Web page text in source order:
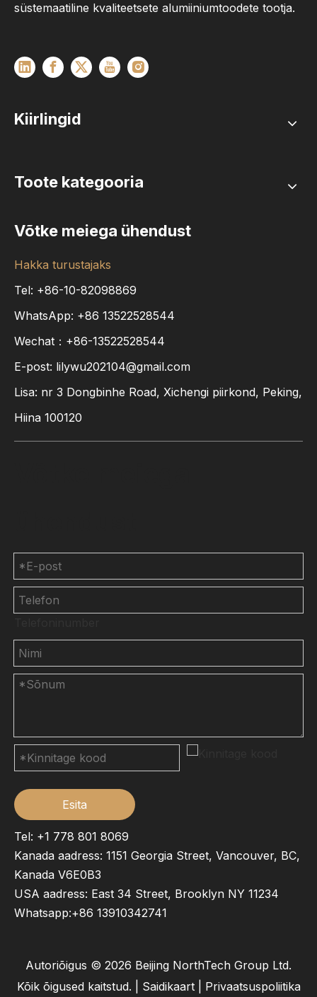
süstemaatiline kvaliteetsete alumiiniumtoodete tootja.
Kiirlingid
Toote kategooria
Võtke meiega ühendust
Hakka turustajaks
Tel: +86-10-82098869
WhatsApp: +86 13522528544
Wechat：+86-13522528544
E-post: lilywu202104@gmail.com
Lisa: nr 3 Dongbinhe Road, Xichengi piirkond, Peking,
Hiina 100120
Esita
Tel: +1 778 801 8069
Kanada aadress: 1151 Georgia Street, Vancouver, BC,
Kanada V6E0B3
USA aadress: East 34 Street, Brooklyn NY 11234
Whatsapp:+86 13910342741
Autoriõigus © 2026 Beijing NorthTech Group Ltd.
Kõik õigused kaitstud. | Saidikaart| Privaatsuspoliitika